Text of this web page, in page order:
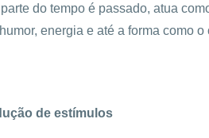
do tempo é passado, atua
energia e até a forma como
de estímulos